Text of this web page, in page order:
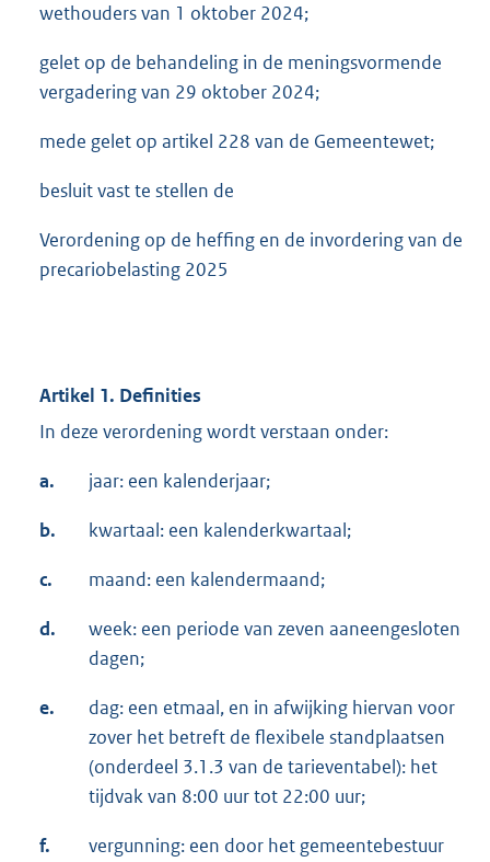
wethouders van 1 oktober 2024;
gelet op de behandeling in de meningsvormende
vergadering van 29 oktober 2024;
mede gelet op artikel 228 van de Gemeentewet;
besluit vast te stellen de
Verordening op de heffing en de invordering van de
precariobelasting 2025
Artikel 1. Definities
In deze verordening wordt verstaan onder:
a. jaar: een kalenderjaar;
b. kwartaal: een kalenderkwartaal;
c. maand: een kalendermaand;
d.
week: een periode van zeven aaneengesloten
dagen;
e.
dag: een etmaal, en in afwijking hiervan voor
zover het betreft de flexibele standplaatsen
(onderdeel 3.1.3 van de tarieventabel): het
tijdvak van 8:00 uur tot 22:00 uur;
f.
vergunning: een door het gemeentebestuur